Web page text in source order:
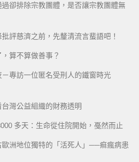
過卻排除宗教團體，是否讓宗教團體無
評慈濟之前，先釐清流言蜚語吧！
算不算做善事？
專訪一位匿名受刑人的鐵窗時光
灣公益組織的財務透明
多天：生命從住院開始，戞然而止
歐洲地位獨特的「活死人」──痲瘋病患